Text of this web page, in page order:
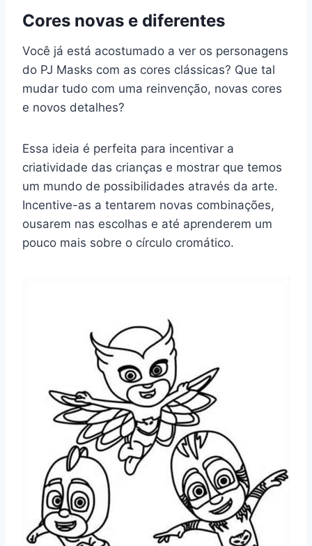
Cores novas e diferentes
Você já está acostumado a ver os personagens
do PJ Masks com as cores clássicas? Que tal
mudar tudo com uma reinvenção, novas cores
e novos detalhes?
Essa ideia é perfeita para incentivar a
criatividade das crianças e mostrar que temos
um mundo de possibilidades através da arte.
Incentive-as a tentarem novas combinações,
ousarem nas escolhas e até aprenderem um
pouco mais sobre o círculo cromático.